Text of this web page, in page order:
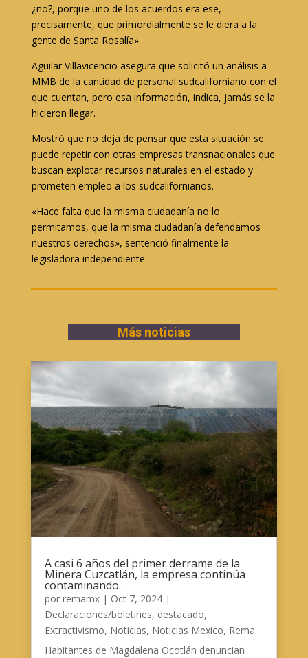
¿no?, porque uno de los acuerdos era ese,
precisamente, que primordialmente se le diera a la
gente de Santa Rosalía».
Aguilar Villavicencio asegura que solicitó un análisis a
MMB de la cantidad de personal sudcaliforniano con el
que cuentan, pero esa información, indica, jamás se la
hicieron llegar.
Mostró que no deja de pensar que esta situación se
puede repetir con otras empresas transnacionales que
buscan explotar recursos naturales en el estado y
prometen empleo a los sudcalifornianos.
«Hace falta que la misma ciudadanía no lo
permitamos, que la misma ciudadanía defendamos
nuestros derechos», sentenció finalmente la
legisladora independiente.
Más noticias
A casi 6 años del primer derrame de la
Minera Cuzcatlán, la empresa continúa
contaminando.
por remamx| Oct 7, 2024|
Declaraciones/boletines, destacado,
Extractivismo, Noticias, Noticias Mexico, Rema
Habitantes de Magdalena Ocotlán denuncian